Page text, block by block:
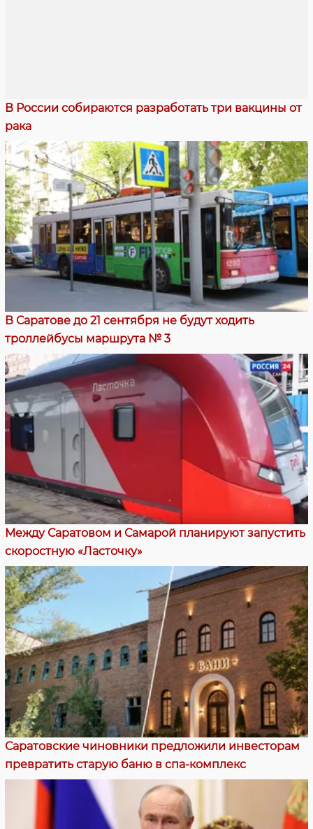
В России собираются разработать три вакцины от
рака
В Саратове до 21 сентября не будут ходить
троллейбусы маршрута № 3
Между Саратовом и Самарой планируют запустить
скоростную «Ласточку»
Саратовские чиновники предложили инвесторам
превратить старую баню в спа-комплекс